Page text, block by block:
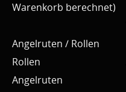
Warenkorb berechnet)
Angelruten / Rollen
Rollen
Angelruten